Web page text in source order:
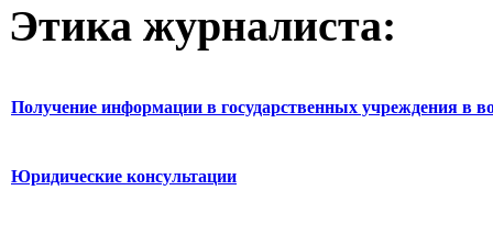
Этика журналиста:
Получение информации в государственных учреждения в
Юридические консультации